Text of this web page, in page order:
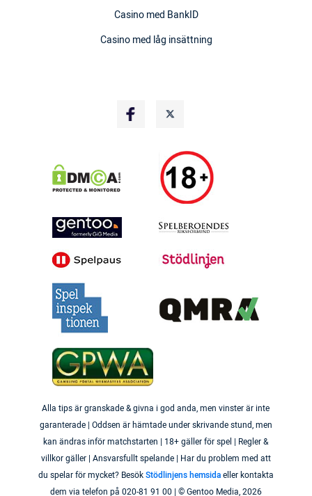
Casino med BankID
Casino med låg insättning
Alla tips är granskade & givna i god anda, men vinster är inte
garanterade | Oddsen är hämtade under skrivande stund, men
kan ändras inför matchstarten | 18+ gäller för spel | Regler &
villkor gäller | Ansvarsfullt spelande | Har du problem med att
du spelar för mycket? BesökStödlinjens hemsidaeller kontakta
dem via telefon på 020-81 91 00 | © Gentoo Media,2026